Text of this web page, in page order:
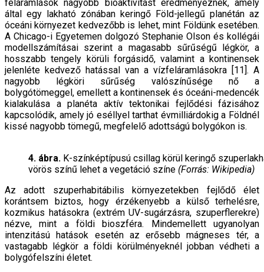
feláramlások nagyobb bioaktivitást eredményeznek, amely
által egy lakható zónában keringő Föld-jellegű planétán az
óceáni környezet kedvezőbb is lehet, mint Földünk esetében.
A Chicago-i Egyetemen dolgozó Stephanie Olson és kollégái
modellszámításai szerint a magasabb sűrűségű légkör, a
hosszabb tengely körüli forgásidő, valamint a kontinensek
jelenléte kedvező hatással van a vízfeláramlásokra [11]. A
nagyobb légköri sűrűség valószínűsége nő a
bolygótömeggel, emellett a kontinensek és óceáni-medencék
kialakulása a planéta aktív tektonikai fejlődési fázisához
kapcsolódik, amely jó eséllyel tarthat évmilliárdokig a Földnél
kissé nagyobb tömegű, megfelelő adottságú bolygókon is.
4. ábra. K-színképtípusú csillag körül keringő
vörös színű lehet a vegetáció színe (Forrás: Wikipedia)
Az adott szuperhabitábilis környezetekben fejlődő élet
korántsem biztos, hogy érzékenyebb a külső terhelésre,
kozmikus hatásokra (extrém UV-sugárzásra, szuperflerekre)
nézve, mint a földi bioszféra. Mindemellett ugyanolyan
intenzitású hatások esetén az erősebb mágneses tér, a
vastagabb légkör a földi körülményeknél jobban védheti a
bolygófelszíni életet.